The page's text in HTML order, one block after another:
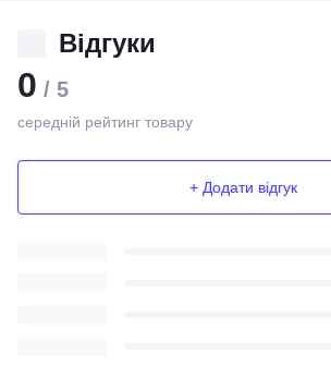
Відгуки
0 / 5
середній рейтинг товару
+ Додати відгук